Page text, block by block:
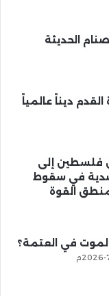
الحديثة
ديناً عالمياً
فلسطين إلى
في سقوط
منطق القوة
في العتمة؟